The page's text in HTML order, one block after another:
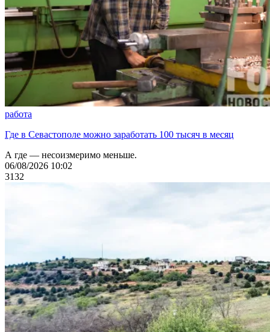
работа
Где в Севастополе можно заработать 100 тысяч в месяц
А где — несоизмеримо меньше.
06/08/2026 10:02
3132